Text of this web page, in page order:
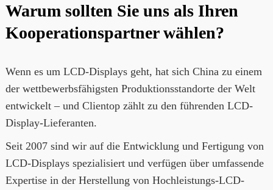
Warum sollten Sie uns als Ihren
Kooperationspartner wählen?
Wenn es um LCD-Displays geht, hat sich China zu einem
der wettbewerbsfähigsten Produktionsstandorte der Welt
entwickelt – und Clientop zählt zu den führenden LCD-
Display-Lieferanten.
Seit 2007 sind wir auf die Entwicklung und Fertigung von
LCD-Displays spezialisiert und verfügen über umfassende
Expertise in der Herstellung von Hochleistungs-LCD-